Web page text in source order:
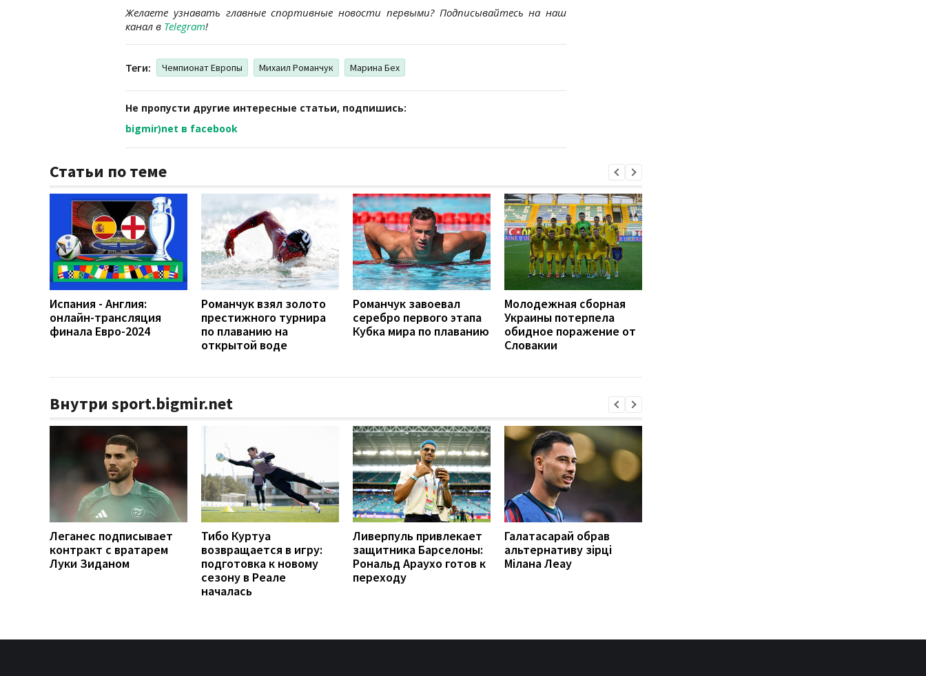
Желаете узнавать главные спортивные новости первыми? Подписывайтесь на наш
канал в Telegram!
Теги: Чемпионат Европы Михаил Романчук Марина Бех
Не пропусти другие интересные статьи, подпишись:
bigmir)net в facebook
Статьи по теме
Испания - Англия:
онлайн-трансляция
финала Евро-2024
Романчук взял золото
престижного турнира
по плаванию на
открытой воде
Романчук завоевал
серебро первого этапа
Кубка мира по плаванию
Молодежная сборная
Украины потерпела
обидное поражение от
Словакии
Внутри sport.bigmir.net
Леганес подписывает
контракт с вратарем
Луки Зиданом
Тибо Куртуа
возвращается в игру:
подготовка к новому
сезону в Реале
началась
Ливерпуль привлекает
защитника Барселоны:
Рональд Араухо готов к
переходу
Галатасарай обрав
альтернативу зірці
Мілана Леау